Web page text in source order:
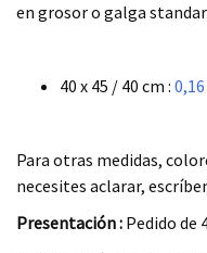
en grosor o galga
40 x 45 / 40 cm :
Para otras medidas,
necesites aclarar,
Presentación : Pedido de